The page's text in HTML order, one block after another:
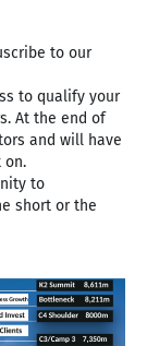
to our
to qualify your
At the end of
and will have
on.
to
short or the